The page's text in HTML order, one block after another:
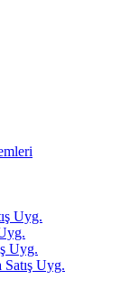
Uyg.
Uyg.
Uyg.